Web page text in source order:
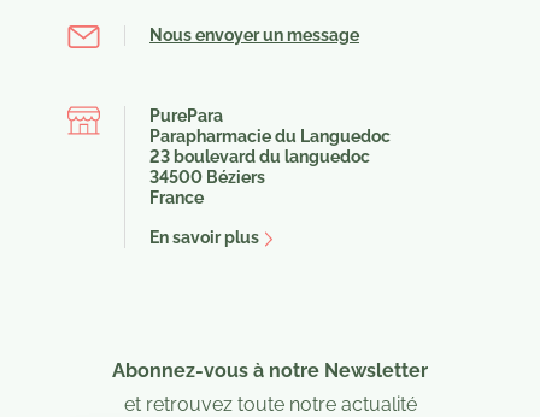
(1 avis)
Nous envoyer un message
PurePara
Parapharmacie du Languedoc
23 boulevard du languedoc
34500 Béziers
France
En savoir plus
Abonnez-vous à notre Newsletter
et retrouvez toute notre actualité